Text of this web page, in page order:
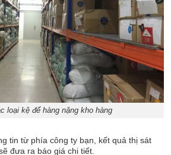
loại kệ để hàng nặng kho hàng
tin từ phía công ty bạn, kết quả thị sát
đưa ra báo giá chi tiết.